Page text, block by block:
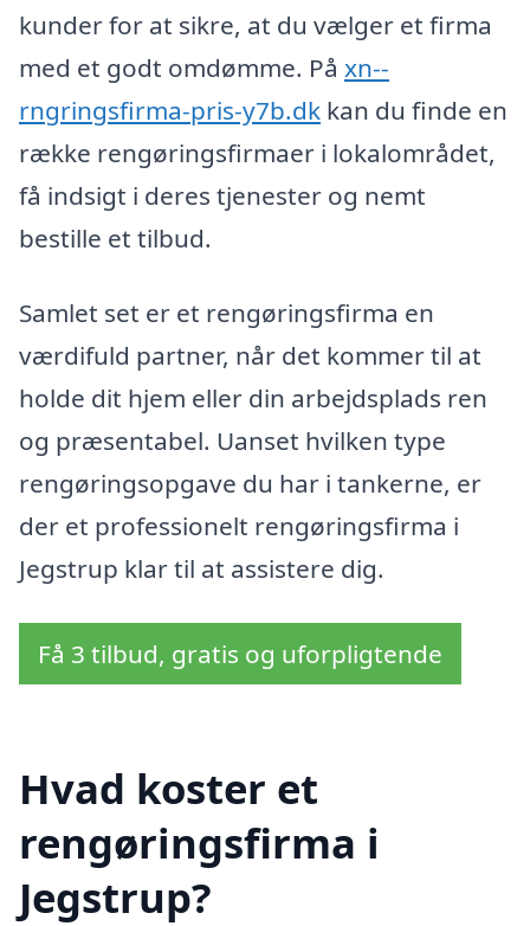
kunder for at sikre, at du vælger et firma
med et godt omdømme. På xn--
rngringsfirma-pris-y7b.dk kan du finde en
række rengøringsfirmaer i lokalområdet,
få indsigt i deres tjenester og nemt
bestille et tilbud.
Samlet set er et rengøringsfirma en
værdifuld partner, når det kommer til at
holde dit hjem eller din arbejdsplads ren
og præsentabel. Uanset hvilken type
rengøringsopgave du har i tankerne, er
der et professionelt rengøringsfirma i
Jegstrup klar til at assistere dig.
Få 3 tilbud, gratis og uforpligtende
Hvad koster et
rengøringsfirma i
Jegstrup?